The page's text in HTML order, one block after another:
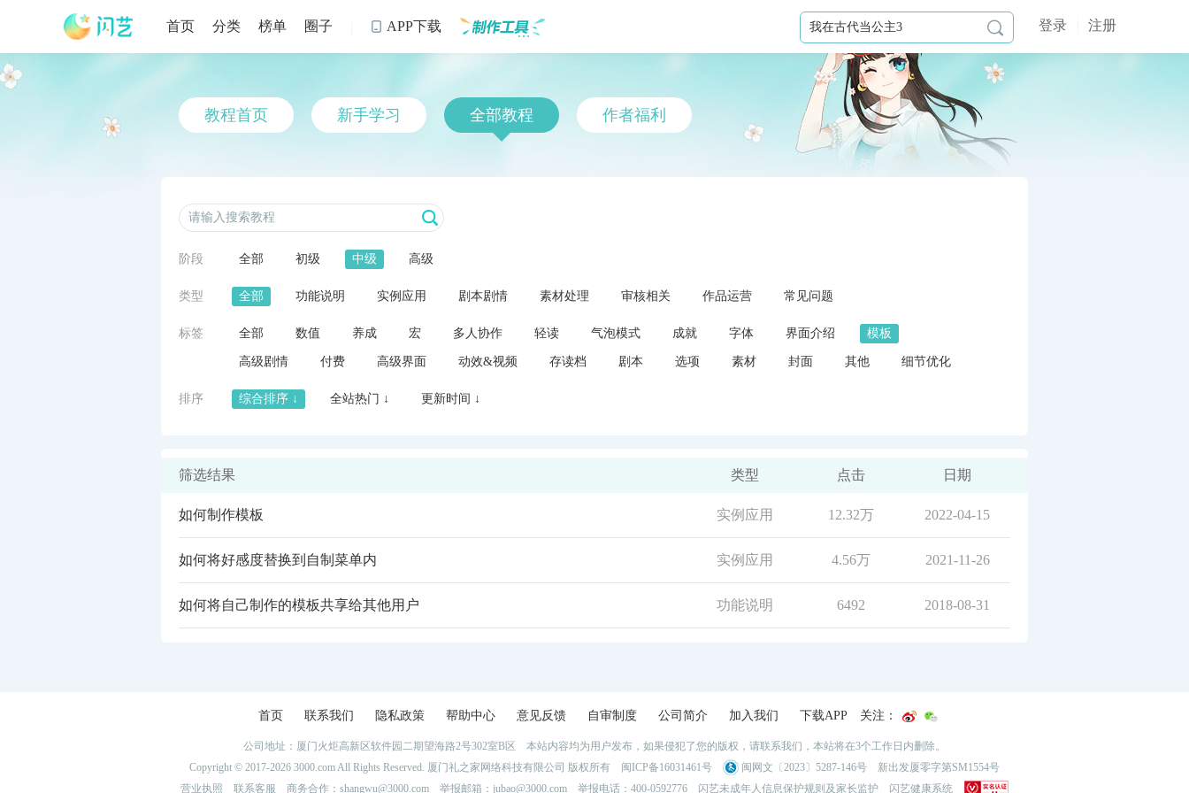
首页 分类 榜单 圈子  APP下载 登录 注册

教程首页 新手学习 全部教程 作者福利
阶段 全部 初级 中级 高级
类型 全部 功能说明 实例应用 剧本剧情 素材处理 审核相关 作品运营 常见问题
标签 全部 数值 养成 宏 多人协作 轻读 气泡模式 成就 字体 界面介绍 模板
高级剧情 付费 高级界面 动效&视频 存读档 剧本 选项 素材 封面 其他 细节优化
排序 综合排序 ↓ 全站热门 ↓ 更新时间 ↓
筛选结果 类型 点击 日期
如何制作模板 实例应用 12.32万 2022-04-15
如何将好感度替换到自制菜单内 实例应用 4.56万 2021-11-26
如何将自己制作的模板共享给其他用户 功能说明 6492 2018-08-31
首页 联系我们 隐私政策 帮助中心 意见反馈 自审制度 公司简介 加入我们 下载APP 关注：
公司地址：厦门火炬高新区软件园二期望海路2号302室B区 本站内容均为用户发布，如果侵犯了您的版权，请联系我们，本站将在3个工作日内删除。
Copyright © 2017-2026 3000.com All Rights Reserved. 厦门礼之家网络科技有限公司 版权所有 闽ICP备16031461号 闽网文〔2023〕5287-146号
新出发厦零字第SM1554号
营业执照
联系客服 商务合作：shangwu@3000.com 举报邮箱：jubao@3000.com 举报电话：400-0592776 闪艺未成年人信息保护规则及家长监护 闪艺健康系统